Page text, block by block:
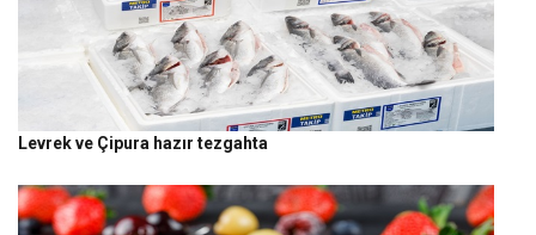
Levrek ve Çipura hazır tezgahta